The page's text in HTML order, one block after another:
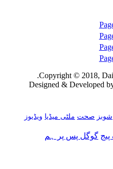
Copyright © 2018,
Designed & Developed
شوبز صحت ملٹی میڈیا ویڈیوز
گوگل پس پر ہم